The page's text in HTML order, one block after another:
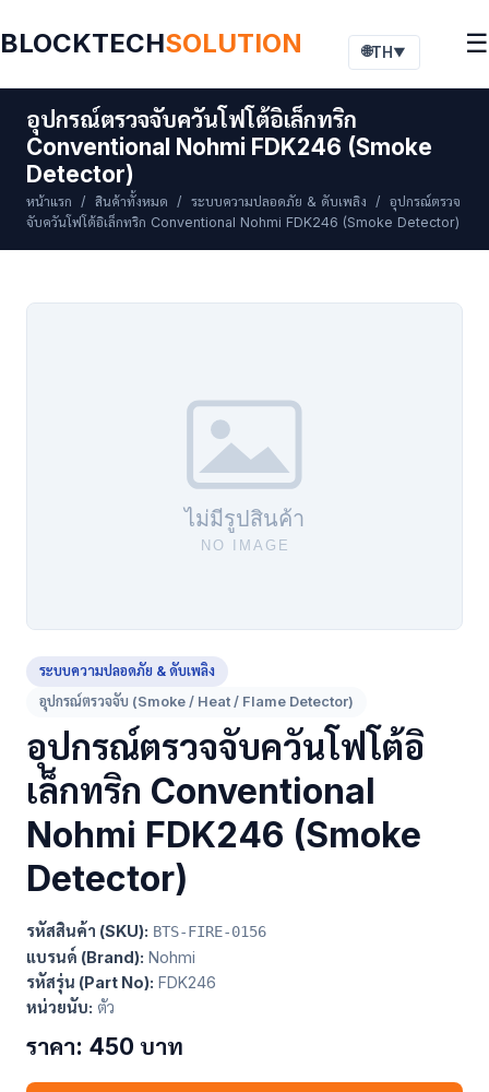
BLOCKTECHSOLUTION 🌐TH ▼ ☰
อุปกรณ์ตรวจจับควันโฟโต้อิเล็กทริก
Conventional Nohmi FDK246 (Smoke
Detector)
หน้าแรก / สินค้าทั้งหมด / ระบบความปลอดภัย & ดับเพลิง / อุปกรณ์ตรวจ
จับควันโฟโต้อิเล็กทริก Conventional Nohmi FDK246 (Smoke Detector)
ระบบความปลอดภัย & ดับเพลิง
อุปกรณ์ตรวจจับ (Smoke / Heat / Flame Detector)
อุปกรณ์ตรวจจับควันโฟโต้อิ
เล็กทริก Conventional
Nohmi FDK246 (Smoke
Detector)
รหัสสินค้า (SKU): BTS-FIRE-0156
แบรนด์ (Brand): Nohmi
รหัสรุ่น (Part No): FDK246
หน่วยนับ: ตัว
ราคา: 450 บาท